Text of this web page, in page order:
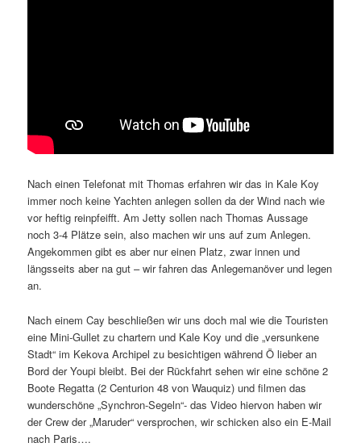
Nach einen Telefonat mit Thomas erfahren wir das in Kale Koy
immer noch keine Yachten anlegen sollen da der Wind nach wie
vor heftig reinpfeifft. Am Jetty sollen nach Thomas Aussage
noch 3-4 Plätze sein, also machen wir uns auf zum Anlegen.
Angekommen gibt es aber nur einen Platz, zwar innen und
längsseits aber na gut – wir fahren das Anlegemanöver und legen
an.
Nach einem Cay beschließen wir uns doch mal wie die Touristen
eine Mini-Gullet zu chartern und Kale Koy und die „versunkene
Stadt“ im Kekova Archipel zu besichtigen während Ö lieber an
Bord der Youpi bleibt. Bei der Rückfahrt sehen wir eine schöne 2
Boote Regatta (2 Centurion 48 von Wauquiz) und filmen das
wunderschöne „Synchron-Segeln“- das Video hiervon haben wir
der Crew der „Maruder“ versprochen, wir schicken also ein E-Mail
nach Paris….